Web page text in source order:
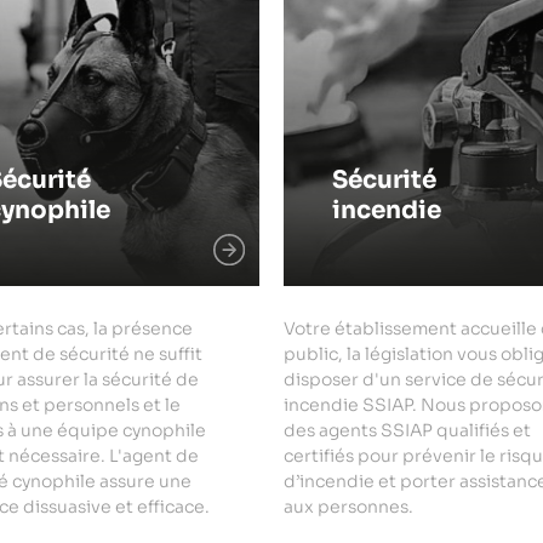
cas, la présence
de sécurité ne suffit
assurer la sécurité de
et personnels et le
à une équipe cynophile
nécessaire. L'agent de
cynophile assure une
dissuasive et efficace.
Sécurité
incendie
Votre établissement accueille
public, la législation vous
disposer d'un service de
incendie SSIAP. Nous
des agents SSIAP qualifiés et
certifiés pour prévenir le
d’incendie et porter
aux personnes.